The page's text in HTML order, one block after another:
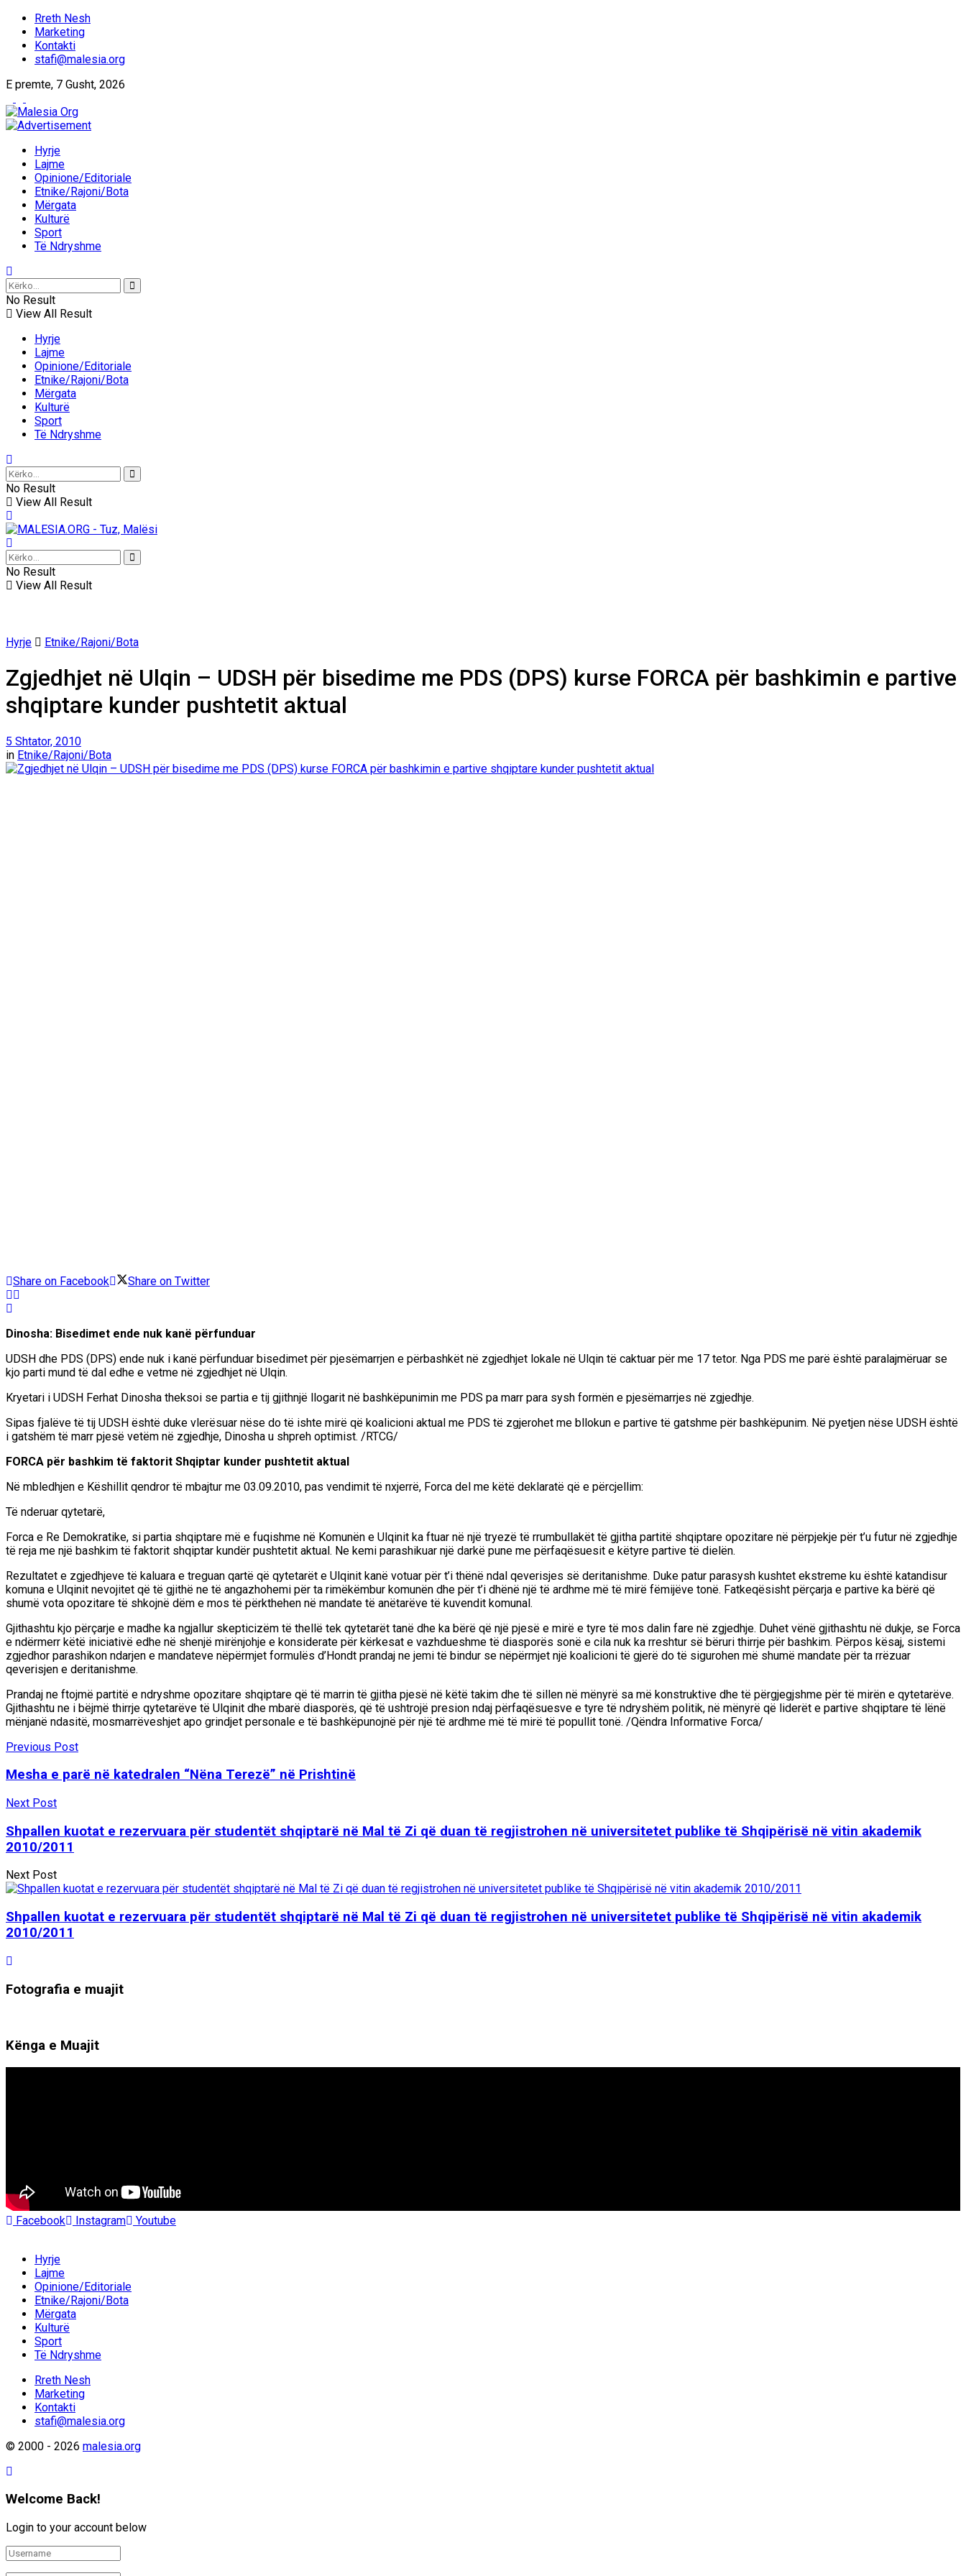
Rreth Nesh
Marketing
Kontakti
stafi@malesia.org
E premte, 7 Gusht, 2026
Hyrje
Lajme
Opinione/Editoriale
Etnike/Rajoni/Bota
Mërgata
Kulturë
Sport
Të Ndryshme
No Result
View All Result
Hyrje
Lajme
Opinione/Editoriale
Etnike/Rajoni/Bota
Mërgata
Kulturë
Sport
Të Ndryshme
No Result
View All Result
No Result
View All Result
Hyrje Etnike/Rajoni/Bota
Zgjedhjet në Ulqin – UDSH për bisedime me PDS (DPS) kurse FORCA për bashkimin e partive
shqiptare kunder pushtetit aktual
5 Shtator, 2010
in Etnike/Rajoni/Bota
Share on Facebook Share on Twitter
Dinosha: Bisedimet ende nuk kanë përfunduar
UDSH dhe PDS (DPS) ende nuk i kanë përfunduar bisedimet për pjesëmarrjen e përbashkët në zgjedhjet lokale në Ulqin të caktuar për me 17 tetor. Nga PDS me parë është paralajmëruar se
kjo parti mund të dal edhe e vetme në zgjedhjet në Ulqin.
Kryetari i UDSH Ferhat Dinosha theksoi se partia e tij gjithnjë llogarit në bashkëpunimin me PDS pa marr para sysh formën e pjesëmarrjes në zgjedhje.
Sipas fjalëve të tij UDSH është duke vlerësuar nëse do të ishte mirë që koalicioni aktual me PDS të zgjerohet me bllokun e partive të gatshme për bashkëpunim. Në pyetjen nëse UDSH është
i gatshëm të marr pjesë vetëm në zgjedhje, Dinosha u shpreh optimist. /RTCG/
FORCA për bashkim të faktorit Shqiptar kunder pushtetit aktual
Në mbledhjen e Këshillit qendror të mbajtur me 03.09.2010, pas vendimit të nxjerrë, Forca del me këtë deklaratë që e përcjellim:
Të nderuar qytetarë,
Forca e Re Demokratike, si partia shqiptare më e fuqishme në Komunën e Ulqinit ka ftuar në një tryezë të rrumbullakët të gjitha partitë shqiptare opozitare në përpjekje për t’u futur në zgjedhje
të reja me një bashkim të faktorit shqiptar kundër pushtetit aktual. Ne kemi parashikuar një darkë pune me përfaqësuesit e këtyre partive të dielën.
Rezultatet e zgjedhjeve të kaluara e treguan qartë që qytetarët e Ulqinit kanë votuar për t’i thënë ndal qeverisjes së deritanishme. Duke patur parasysh kushtet ekstreme ku është katandisur
komuna e Ulqinit nevojitet që të gjithë ne të angazhohemi për ta rimëkëmbur komunën dhe për t’i dhënë një të ardhme më të mirë fëmijëve tonë. Fatkeqësisht përçarja e partive ka bërë që
shumë vota opozitare të shkojnë dëm e mos të përkthehen në mandate të anëtarëve të kuvendit komunal.
Gjithashtu kjo përçarje e madhe ka ngjallur skepticizëm të thellë tek qytetarët tanë dhe ka bërë që një pjesë e mirë e tyre të mos dalin fare në zgjedhje. Duhet vënë gjithashtu në dukje, se Forca
e ndërmerr këtë iniciativë edhe në shenjë mirënjohje e konsiderate për kërkesat e vazhdueshme të diasporës sonë e cila nuk ka rreshtur së bëruri thirrje për bashkim. Përpos kësaj, sistemi
zgjedhor parashikon ndarjen e mandateve nëpërmjet formulës d’Hondt prandaj ne jemi të bindur se nëpërmjet një koalicioni të gjerë do të sigurohen më shumë mandate për ta rrëzuar
qeverisjen e deritanishme.
Prandaj ne ftojmë partitë e ndryshme opozitare shqiptare që të marrin të gjitha pjesë në këtë takim dhe të sillen në mënyrë sa më konstruktive dhe të përgjegjshme për të mirën e qytetarëve.
Gjithashtu ne i bëjmë thirrje qytetarëve të Ulqinit dhe mbarë diasporës, që të ushtrojë presion ndaj përfaqësuesve e tyre të ndryshëm politik, në mënyrë që liderët e partive shqiptare të lënë
mënjanë ndasitë, mosmarrëveshjet apo grindjet personale e të bashkëpunojnë për një të ardhme më të mirë të popullit tonë. /Qëndra Informative Forca/
Previous Post
Mesha e parë në katedralen “Nëna Terezë” në Prishtinë
Next Post
Shpallen kuotat e rezervuara për studentët shqiptarë në Mal të Zi që duan të regjistrohen në universitetet publike të Shqipërisë në vitin akademik
2010/2011
Next Post
Shpallen kuotat e rezervuara për studentët shqiptarë në Mal të Zi që duan të regjistrohen në universitetet publike të Shqipërisë në vitin akademik
2010/2011
Fotografia e muajit
Kënga e Muajit
Facebook Instagram Youtube
Hyrje
Lajme
Opinione/Editoriale
Etnike/Rajoni/Bota
Mërgata
Kulturë
Sport
Të Ndryshme
Rreth Nesh
Marketing
Kontakti
stafi@malesia.org
© 2000 - 2026 malesia.org
Welcome Back!
Login to your account below